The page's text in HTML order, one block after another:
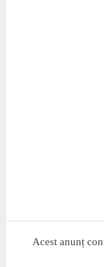
Acest anunț